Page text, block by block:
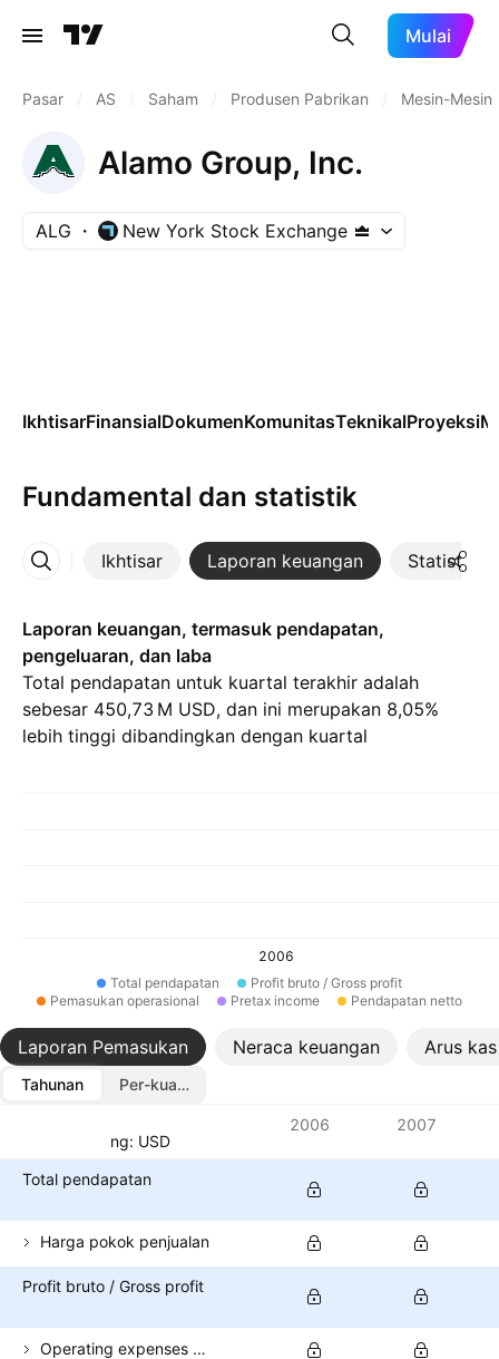
Mulai
Pasar AS Saham Produsen Pabrikan Mesin-Mesin
Alamo Group, Inc.
ALG New York Stock Exchange
IkhtisarFinansialDokumenKomunitasTeknikalProyeksi
Fundamental dan statistik
Ikhtisar Laporan keuangan Statistik
Lainnya
Laporan keuangan, termasuk pendapatan,
pengeluaran, dan laba
Total pendapatan untuk kuartal terakhir adalah
sebesar ‪450,73 M‬ USD, dan ini merupakan 8,05%
lebih tinggi dibandingkan dengan kuartal
2006
Total pendapatan
Profit bruto / Gross profit
Pemasukan operasional
Pretax income Pendapatan netto
Laporan Pemasukan Neraca keuangan Arus kas
Tahunan
Per-kuartal
Mata uang: USD
2006 2007
Total pendapatan
Harga pokok penjualan
Profit bruto / Gross profit
Operating expenses (excl. COGS)